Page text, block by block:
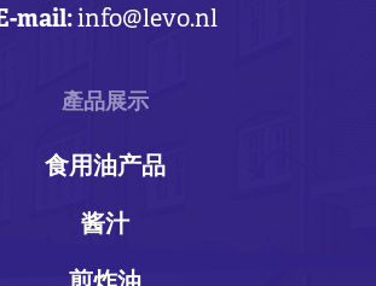
mail:info@levo.nl
產品展示
食用油产品
酱汁